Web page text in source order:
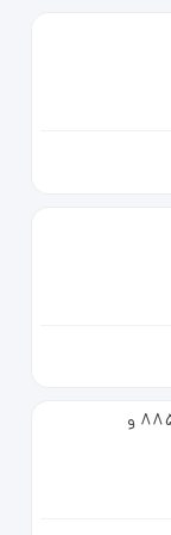
فروش خط تلفن ثابت 88525234 و